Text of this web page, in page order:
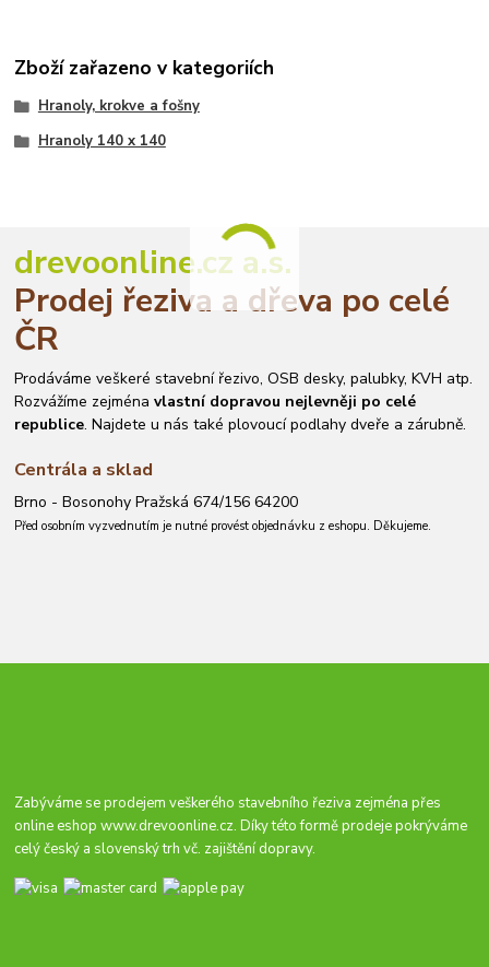
Zboží zařazeno v kategoriích
Hranoly, krokve a fošny
Hranoly 140 x 140
drevoonline.cz a.s.
Prodej řeziva a dřeva po celé
ČR
Prodáváme veškeré stavební řezivo, OSB desky, palubky, KVH atp.
Rozvážíme zejménavlastní dopravou nejlevněji po celé
republice. Najdete u nás také plovoucí podlahy dveře a zárubně.
Centrála a sklad
Brno - Bosonohy Pražská 674/156 64200
Před osobním vyzvednutím je nutné provést objednávku z eshopu. Děkujeme.
Zabýváme se prodejem veškerého stavebního řeziva zejména přes
online eshopwww.drevoonline.cz. Díky této formě prodeje pokrýváme
celý český a slovenský trh vč. zajištění dopravy.